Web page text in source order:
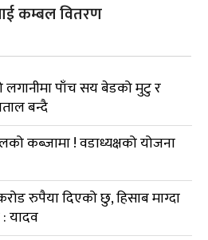
कम्बल वितरण
लगानीमा पाँच सय बेडको मुटु र
बन्दै
कब्जामा ! वडाध्यक्षको योजना
रुपैया दिएको छु, हिसाब माग्दा
यादव